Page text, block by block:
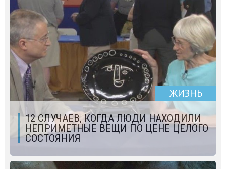
ЖИЗНЬ
12 СЛУЧАЕВ, КОГДА ЛЮДИ НАХОДИЛИ
НЕПРИМЕТНЫЕ ВЕЩИ ПО ЦЕНЕ ЦЕЛОГО
СОСТОЯНИЯ